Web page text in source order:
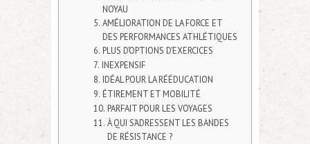
NOYAU
AMÉLIORATION DE LA FORCE ET
DES PERFORMANCES ATHLÉTIQUES
PLUS D’OPTIONS D’EXERCICES
INEXPENSIF
IDÉAL POUR LA RÉÉDUCATION
ÉTIREMENT ET MOBILITÉ
PARFAIT POUR LES VOYAGES
À QUI S’ADRESSENT LES BANDES
DE RÉSISTANCE ?